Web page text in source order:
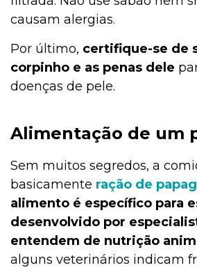
causam alergias.
Por último, certifique-se de
corpinho e as penas dele
doenças de pele.
Alimentação de um
Sem muitos segredos, a
basicamente ração de
alimento é específico para
desenvolvido por
entendem de nutrição
alguns veterinários indicam